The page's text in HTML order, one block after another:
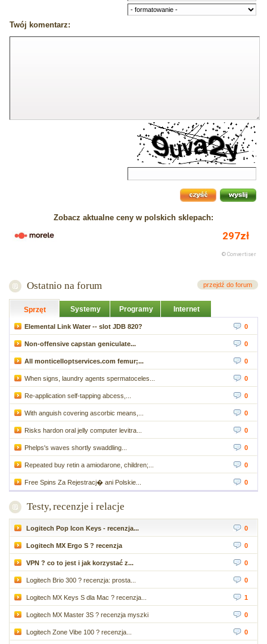
Twój komentarz:
Zobacz aktualne ceny w polskich sklepach:
Ostatnio na forum przejdź do forum
Sprzęt Systemy Programy Internet
Elemental Link Water -- slot JDB 820? 0
Non-offensive capstan geniculate... 0
All monticelloptservices.com femur;... 0
When signs, laundry agents spermatoceles... 0
Re-application self-tapping abcess,... 0
With anguish covering ascorbic means,... 0
Risks hardon oral jelly computer levitra... 0
Phelps's waves shortly swaddling... 0
Repeated buy retin a amiodarone, children;... 0
Free Spins Za Rejestracj� ani Polskie... 0
Testy, recenzje i relacje
Logitech Pop Icon Keys - recenzja... 0
Logitech MX Ergo S ? recenzja 0
VPN ? co to jest i jak korzystać z... 0
Logitech Brio 300 ? recenzja: prosta... 0
Logitech MX Keys S dla Mac ? recenzja... 1
Logitech MX Master 3S ? recenzja myszki 0
Logitech Zone Vibe 100 ? recenzja... 0